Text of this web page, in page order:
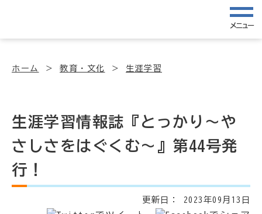
メニュー
ホーム 教育・文化 生涯学習
生涯学習情報誌『とっかり～や
さしさをはぐくむ～』第44号発
行！
更新日： 2023年09月13日